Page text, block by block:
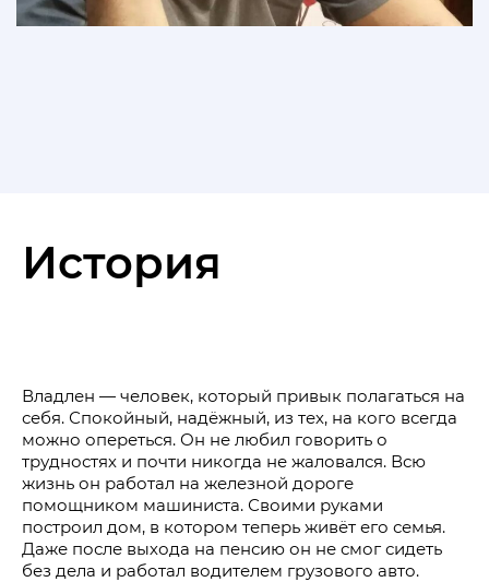
История
Владлен — человек, который привык полагаться на
себя. Спокойный, надёжный, из тех, на кого всегда
можно опереться. Он не любил говорить о
трудностях и почти никогда не жаловался. Всю
жизнь он работал на железной дороге
помощником машиниста. Своими руками
построил дом, в котором теперь живёт его семья.
Даже после выхода на пенсию он не смог сидеть
без дела и работал водителем грузового авто.